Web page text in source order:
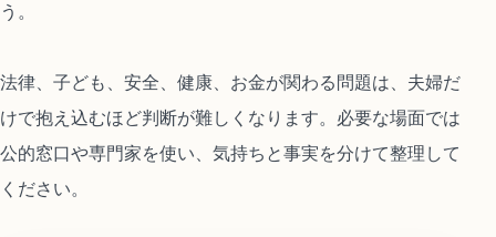
う。
法律、子ども、安全、健康、お金が関わる問題は、夫婦だ
けで抱え込むほど判断が難しくなります。必要な場面では
公的窓口や専門家を使い、気持ちと事実を分けて整理して
ください。